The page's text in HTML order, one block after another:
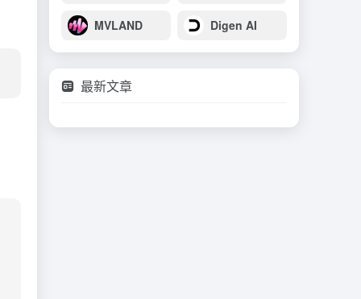
MVLAND Digen AI
最新文章